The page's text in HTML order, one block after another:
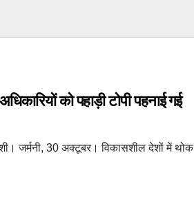
को पहाड़ी टोपी पहनाई गई
जर्मनी, 30 अक्टूबर। विकासशील देशों में थोक